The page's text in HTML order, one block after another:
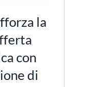
la
con
di